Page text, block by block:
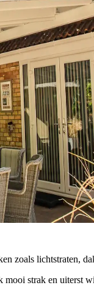
zoals lichtstraten,
strak en uiterst